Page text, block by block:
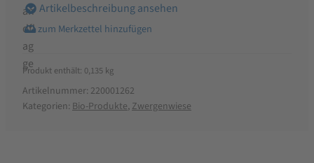
Artikelbeschreibung ansehen
Produkt enthält: 0,135 kg
Artikelnummer: 220001262
Kategorien: Bio-Produkte, Zwergenwiese